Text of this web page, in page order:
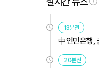
13분전
中인민은행,
20분전